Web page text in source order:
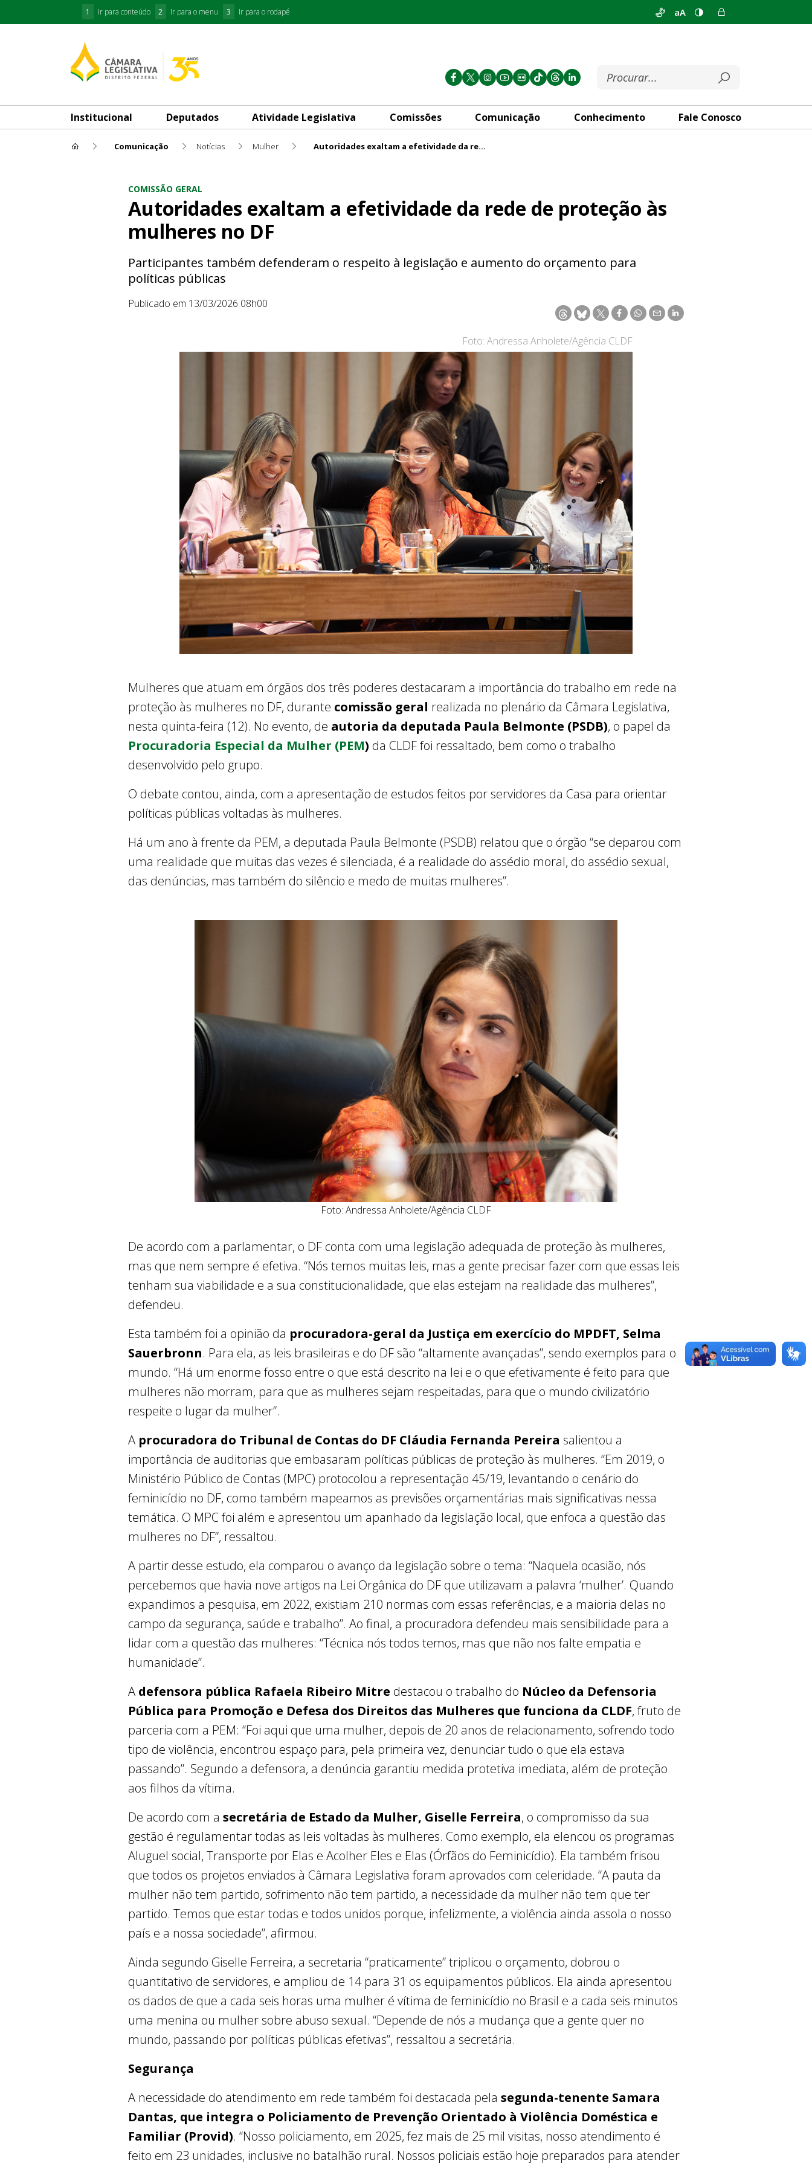
1 Ir para conteúdo 2 Ir para o menu 3 Ir para o rodapé aA
Institucional Deputados Atividade Legislativa Comissões Comunicação Conhecimento Fale Conosco
Comunicação Notícias Mulher Autoridades exaltam a efetividade da rede de proteção às mulheres no DF
COMISSÃO GERAL
Autoridades exaltam a efetividade da rede de proteção às
mulheres no DF
Participantes também defenderam o respeito à legislação e aumento do orçamento para
políticas públicas
Publicado em 13/03/2026 08h00
Foto: Andressa Anholete/Agência CLDF
Mulheres que atuam em órgãos dos três poderes destacaram a importância do trabalho em rede na
proteção às mulheres no DF, durante comissão geral realizada no plenário da Câmara Legislativa,
nesta quinta-feira (12). No evento, de autoria da deputada Paula Belmonte (PSDB), o papel da
Procuradoria Especial da Mulher (PEM) da CLDF foi ressaltado, bem como o trabalho
desenvolvido pelo grupo.
O debate contou, ainda, com a apresentação de estudos feitos por servidores da Casa para orientar
políticas públicas voltadas às mulheres.
Há um ano à frente da PEM, a deputada Paula Belmonte (PSDB) relatou que o órgão “se deparou com
uma realidade que muitas das vezes é silenciada, é a realidade do assédio moral, do assédio sexual,
das denúncias, mas também do silêncio e medo de muitas mulheres”.
Foto: Andressa Anholete/Agência CLDF
De acordo com a parlamentar, o DF conta com uma legislação adequada de proteção às mulheres,
mas que nem sempre é efetiva. “Nós temos muitas leis, mas a gente precisar fazer com que essas leis
tenham sua viabilidade e a sua constitucionalidade, que elas estejam na realidade das mulheres”,
defendeu.
Esta também foi a opinião da procuradora-geral da Justiça em exercício do MPDFT, Selma
Sauerbronn. Para ela, as leis brasileiras e do DF são “altamente avançadas”, sendo exemplos para o
mundo. “Há um enorme fosso entre o que está descrito na lei e o que efetivamente é feito para que
mulheres não morram, para que as mulheres sejam respeitadas, para que o mundo civilizatório
respeite o lugar da mulher”.
A procuradora do Tribunal de Contas do DF Cláudia Fernanda Pereira salientou a
importância de auditorias que embasaram políticas públicas de proteção às mulheres. “Em 2019, o
Ministério Público de Contas (MPC) protocolou a representação 45/19, levantando o cenário do
feminicídio no DF, como também mapeamos as previsões orçamentárias mais significativas nessa
temática. O MPC foi além e apresentou um apanhado da legislação local, que enfoca a questão das
mulheres no DF”, ressaltou.
A partir desse estudo, ela comparou o avanço da legislação sobre o tema: “Naquela ocasião, nós
percebemos que havia nove artigos na Lei Orgânica do DF que utilizavam a palavra ‘mulher’. Quando
expandimos a pesquisa, em 2022, existiam 210 normas com essas referências, e a maioria delas no
campo da segurança, saúde e trabalho”. Ao final, a procuradora defendeu mais sensibilidade para a
lidar com a questão das mulheres: “Técnica nós todos temos, mas que não nos falte empatia e
humanidade”.
A defensora pública Rafaela Ribeiro Mitre destacou o trabalho do Núcleo da Defensoria
Pública para Promoção e Defesa dos Direitos das Mulheres que funciona da CLDF, fruto de
parceria com a PEM: “Foi aqui que uma mulher, depois de 20 anos de relacionamento, sofrendo todo
tipo de violência, encontrou espaço para, pela primeira vez, denunciar tudo o que ela estava
passando”. Segundo a defensora, a denúncia garantiu medida protetiva imediata, além de proteção
aos filhos da vítima.
De acordo com a secretária de Estado da Mulher, Giselle Ferreira, o compromisso da sua
gestão é regulamentar todas as leis voltadas às mulheres. Como exemplo, ela elencou os programas
Aluguel social, Transporte por Elas e Acolher Eles e Elas (Órfãos do Feminicídio). Ela também frisou
que todos os projetos enviados à Câmara Legislativa foram aprovados com celeridade. “A pauta da
mulher não tem partido, sofrimento não tem partido, a necessidade da mulher não tem que ter
partido. Temos que estar todas e todos unidos porque, infelizmente, a violência ainda assola o nosso
país e a nossa sociedade”, afirmou.
Ainda segundo Giselle Ferreira, a secretaria “praticamente” triplicou o orçamento, dobrou o
quantitativo de servidores, e ampliou de 14 para 31 os equipamentos públicos. Ela ainda apresentou
os dados de que a cada seis horas uma mulher é vítima de feminicídio no Brasil e a cada seis minutos
uma menina ou mulher sobre abuso sexual. “Depende de nós a mudança que a gente quer no
mundo, passando por políticas públicas efetivas”, ressaltou a secretária.
Segurança
A necessidade do atendimento em rede também foi destacada pela segunda-tenente Samara
Dantas, que integra o Policiamento de Prevenção Orientado à Violência Doméstica e
Familiar (Provid). “Nosso policiamento, em 2025, fez mais de 25 mil visitas, nosso atendimento é
feito em 23 unidades, inclusive no batalhão rural. Nossos policiais estão hoje preparados para atender